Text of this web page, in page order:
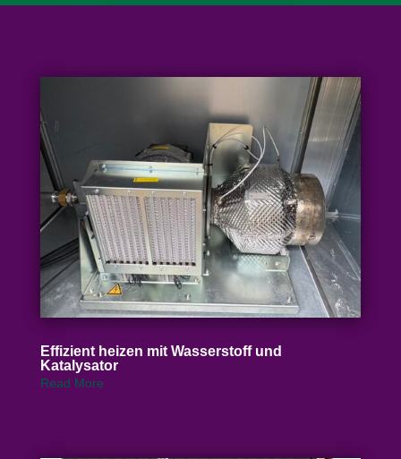
Effizient heizen mit Wasser­stoff und
Katalysator
Read More